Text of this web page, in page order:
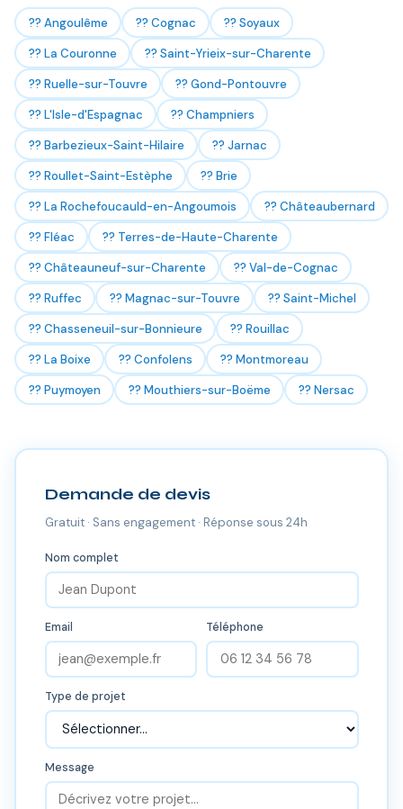
?? Angoulême ?? Cognac
?? Soyaux
?? La Couronne
?? Saint-Yrieix-sur-Charente
?? Ruelle-sur-Touvre
?? Gond-Pontouvre
?? L'Isle-d'Espagnac
?? Champniers
?? Barbezieux-Saint-Hilaire
?? Jarnac
?? Roullet-Saint-Estèphe
?? Brie
?? La Rochefoucauld-en-Angoumois
?? Châteaubernard
?? Fléac
?? Terres-de-Haute-Charente
?? Châteauneuf-sur-Charente
?? Val-de-Cognac
?? Ruffec
?? Magnac-sur-Touvre
?? Saint-Michel
?? Chasseneuil-sur-Bonnieure
?? Rouillac
?? La Boixe
?? Confolens
?? Montmoreau
?? Puymoyen
?? Mouthiers-sur-Boëme ?? Nersac
Demande de devis
Gratuit · Sans engagement · Réponse sous 24h
Nom complet
Email Téléphone
Type de projet
Message